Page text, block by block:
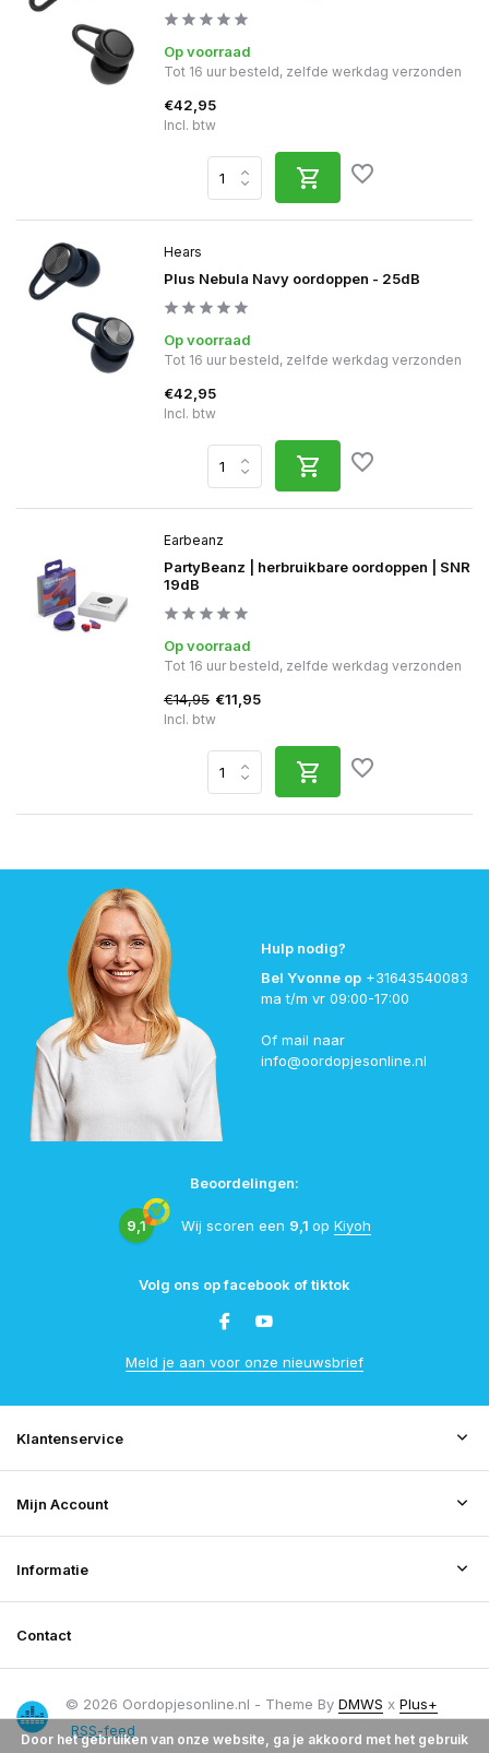
Op voorraad
Tot 16 uur besteld, zelfde werkdag verzonden
€42,95
Incl. btw
Hears
Plus Nebula Navy oordoppen - 25dB
Op voorraad
Tot 16 uur besteld, zelfde werkdag verzonden
€42,95
Incl. btw
Earbeanz
PartyBeanz | herbruikbare oordoppen | SNR
19dB
Op voorraad
Tot 16 uur besteld, zelfde werkdag verzonden
€14,95 €11,95
Incl. btw
Hulp nodig?
Bel Yvonne op +31643540083
ma t/m vr 09:00-17:00
Of mail naar
info@oordopjesonline.nl
Beoordelingen:
9,1 Wij scoren een 9,1 op Kiyoh
Volg ons op facebook of tiktok
Meld je aan voor onze nieuwsbrief
Klantenservice
Mijn Account
Informatie
Contact
© 2026 Oordopjesonline.nl - Theme By DMWS x Plus+
RSS-feed
Door het gebruiken van onze website, ga je akkoord met het gebruik